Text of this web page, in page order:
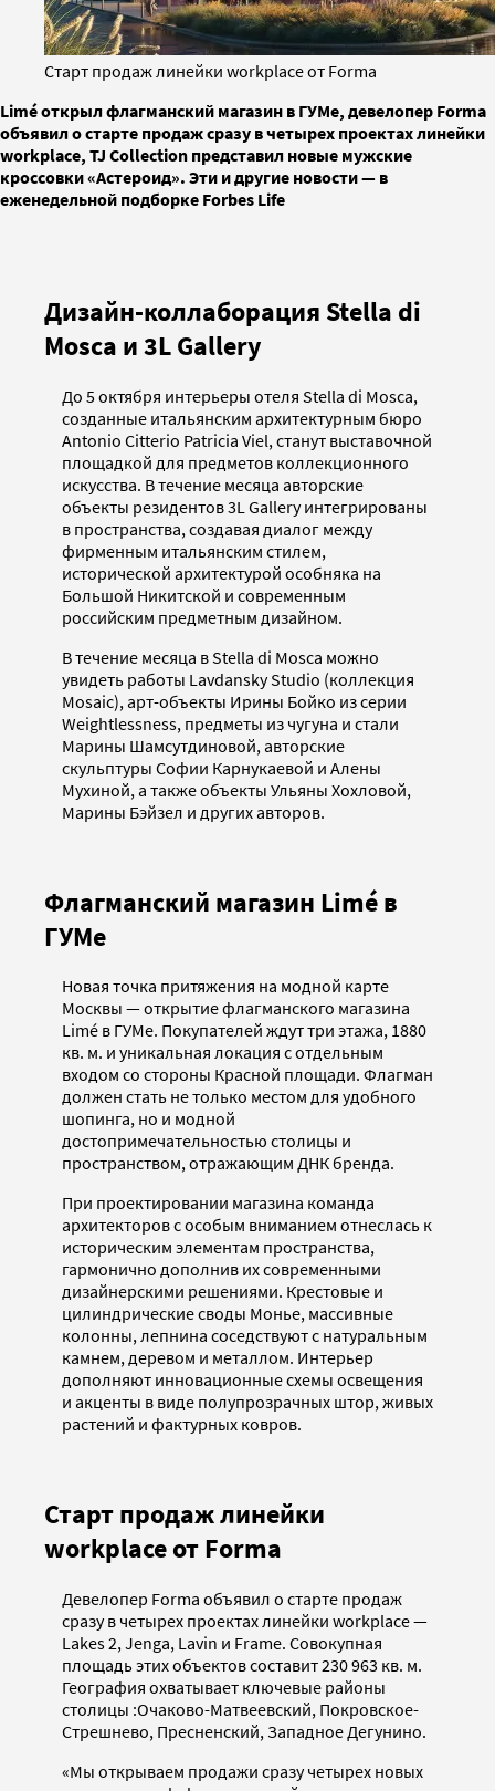
Старт продаж линейки workplace от Forma
Limé открыл флагманский магазин в ГУМе, девелопер Forma
объявил о старте продаж сразу в четырех проектах линейки
workplace, TJ Collection представил новые мужские
кроссовки «Астероид». Эти и другие новости — в
еженедельной подборке Forbes Life
Дизайн-коллаборация Stella di
Mosca и 3L Gallery
До 5 октября интерьеры отеля Stella di Mosca,
созданные итальянским архитектурным бюро
Antonio Citterio Patricia Viel, станут выставочной
площадкой для предметов коллекционного
искусства. В течение месяца авторские
объекты резидентов 3L Gallery интегрированы
в пространства, создавая диалог между
фирменным итальянским стилем,
исторической архитектурой особняка на
Большой Никитской и современным
российским предметным дизайном.
В течение месяца в Stella di Mosca можно
увидеть работы Lavdansky Studio (коллекция
Mosaic), арт-объекты Ирины Бойко из серии
Weightlessness, предметы из чугуна и стали
Марины Шамсутдиновой, авторские
скульптуры Софии Карнукаевой и Алены
Мухиной, а также объекты Ульяны Хохловой,
Марины Бэйзел и других авторов.
Флагманский магазин Limé в
ГУМе
Новая точка притяжения на модной карте
Москвы — открытие флагманского магазина
Limé в ГУМе. Покупателей ждут три этажа, 1880
кв. м. и уникальная локация с отдельным
входом со стороны Красной площади. Флагман
должен стать не только местом для удобного
шопинга, но и модной
достопримечательностью столицы и
пространством, отражающим ДНК бренда.
При проектировании магазина команда
архитекторов с особым вниманием отнеслась к
историческим элементам пространства,
гармонично дополнив их современными
дизайнерскими решениями. Крестовые и
цилиндрические своды Монье, массивные
колонны, лепнина соседствуют с натуральным
камнем, деревом и металлом. Интерьер
дополняют инновационные схемы освещения
и акценты в виде полупрозрачных штор, живых
растений и фактурных ковров.
Старт продаж линейки
workplace от Forma
Девелопер Forma объявил о старте продаж
сразу в четырех проектах линейки workplace —
Lakes 2, Jenga, Lavin и Frame. Совокупная
площадь этих объектов составит 230 963 кв. м.
География охватывает ключевые районы
столицы :Очаково-Матвеевский, Покровское-
Стрешнево, Пресненский, Западное Дегунино.
«Мы открываем продажи сразу четырех новых